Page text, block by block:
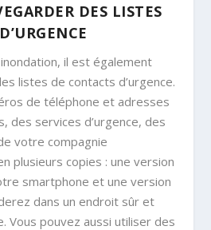
DES LISTES
il est également
listes de contacts d’urgence.
de téléphone et adresses
des services d’urgence, des
votre compagnie
plusieurs copies : une version
smartphone et une version
dans un endroit sûr et
Vous pouvez aussi utiliser des